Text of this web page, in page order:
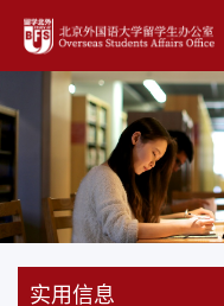
实用信息